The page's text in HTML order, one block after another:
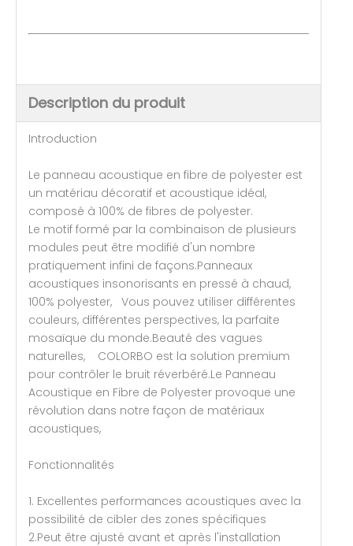
Description du produit
Introduction
Le panneau acoustique en fibre de polyester est
un matériau décoratif et acoustique idéal,
composé à 100% de fibres de polyester.
Le motif formé par la combinaison de plusieurs
modules peut être modifié d'un nombre
pratiquement infini de façons.Panneaux
acoustiques insonorisants en pressé à chaud,
100% polyester, Vous pouvez utiliser différentes
couleurs, différentes perspectives, la parfaite
mosaïque du monde.Beauté des vagues
naturelles, COLORBO est la solution premium
pour contrôler le bruit réverbéré.Le Panneau
Acoustique en Fibre de Polyester provoque une
révolution dans notre façon de matériaux
acoustiques,
Fonctionnalités
1. Excellentes performances acoustiques avec la
possibilité de cibler des zones spécifiques
2.Peut être ajusté avant et après l'installation